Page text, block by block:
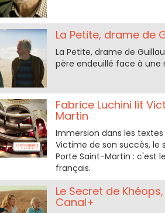
La Petite, drame de
La Petite, drame de
père endeuillé face à une
Fabrice Luchini lit
Martin
Immersion dans les
Victime de son succès, le
Porte Saint-Martin : c'est
français.
Le Secret de
Canal+